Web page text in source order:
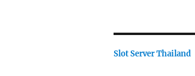
Slot Server Thailand